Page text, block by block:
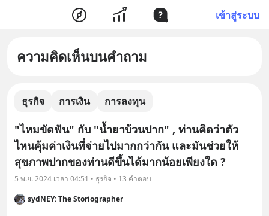
เข้าสู่ระบบ
ความคิดเห็นบนคำถาม
ธุรกิจ การเงิน การลงทุน
"ไหมขัดฟัน" กับ "น้ำยาบ้วนปาก" , ท่านคิดว่าตัว
ไหนคุ้มค่าเงินที่จ่ายไปมากกว่ากัน และมันช่วยให้
สุขภาพปากของท่านดีขึ้นได้มากน้อยเพียงใด ?
5 พ.ย. 2024 เวลา 04:51 • ธุรกิจ • 13 คำตอบ
sydNEY: The Storiographer